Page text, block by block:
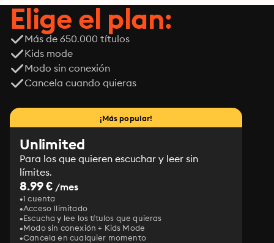
Elige el plan:
Más de 650.000 títulos
Kids mode
Modo sin conexión
Cancela cuando quieras
¡Más popular!
Unlimited
Para los que quieren escuchar y leer sin
límites.
8.99 € /mes
1 cuenta
Acceso Ilimitado
Escucha y lee los títulos que quieras
Modo sin conexión + Kids Mode
Cancela en cualquier momento